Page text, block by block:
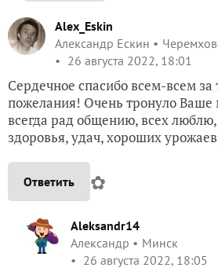
Alex_Eskin
Александр Ескин
26 августа 2022, 18:01
Сердечное спасибо всем-всем за
пожелания! Очень тронуло Ваше
всегда рад общению, всех
здоровья, удач, хороших
Ответить ✿
Aleksandr14
Александр
Минск
26 августа 2022, 18:05